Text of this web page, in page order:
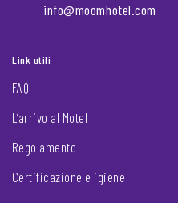
info@moomhotel.com
Link utili
FAQ
L’arrivo al Motel
Regolamento
Certificazione e igiene